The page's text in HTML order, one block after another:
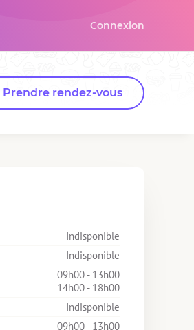
Connexion
Prendre rendez-vous
Indisponible
Indisponible
09h00 - 13h00
14h00 - 18h00
Indisponible
09h00 - 13h00